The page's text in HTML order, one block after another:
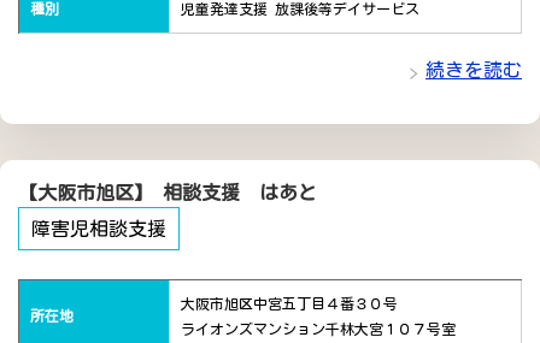
種別 児童発達支援 放課後等デイサービス
続きを読む
【大阪市旭区】 相談支援 はあと
障害児相談支援
所在地
大阪市旭区中宮五丁目４番３０号
ライオンズマンション千林大宮１０７号室